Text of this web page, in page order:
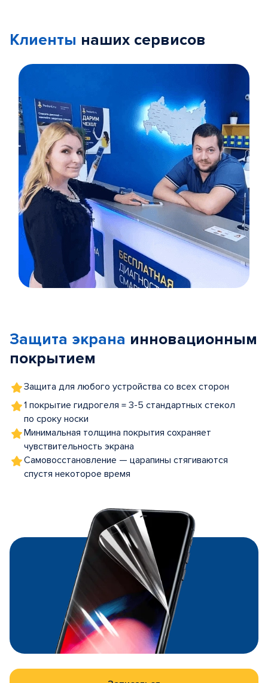
Клиенты наших сервисов
5
Защита экрана инновационным
покрытием
Защита для любого устройства со всех сторон
1 покрытие гидрогеля = 3-5 стандартных стекол
по сроку носки
Минимальная толщина покрытия сохраняет
чувствительность экрана
Самовосстановление — царапины стягиваются
спустя некоторое время